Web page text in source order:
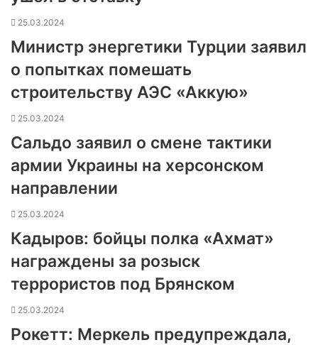
25.03.2024
Министр энергетики Турции заявил
о попытках помешать
строительству АЭС «Аккую»
25.03.2024
Сальдо заявил о смене тактики
армии Украины на херсонском
направлении
25.03.2024
Кадыров: бойцы полка «Ахмат»
награждены за розыск
террористов под Брянском
25.03.2024
Рокетт: Меркель предупреждала,